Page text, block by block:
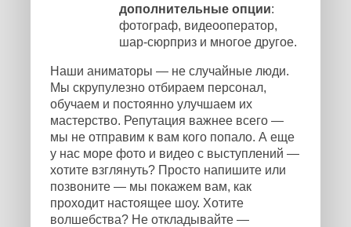
дополнительные опции:
фотограф, видеооператор,
шар-сюрприз и многое другое.
Наши аниматоры — не случайные люди.
Мы скрупулезно отбираем персонал,
обучаем и постоянно улучшаем их
мастерство. Репутация важнее всего —
мы не отправим к вам кого попало. А еще
у нас море фото и видео с выступлений —
хотите взглянуть? Просто напишите или
позвоните — мы покажем вам, как
проходит настоящее шоу. Хотите
волшебства? Не откладывайте —